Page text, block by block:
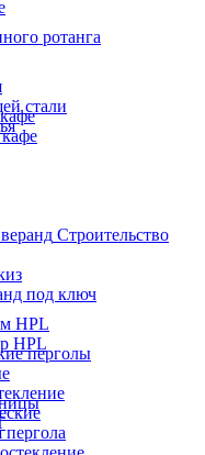
ротанга
Строительство
под ключ
перголы
пергола
стали
HPL
HPL